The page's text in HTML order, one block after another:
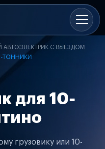
АВТОЭЛЕКТРИК С ВЫЕЗДОМ
ТОННИКИ
для 10-
грузовику или 10-